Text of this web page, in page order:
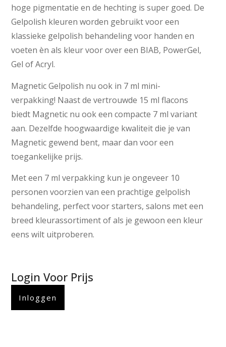
hoge pigmentatie en de hechting is super goed. De
Gelpolish kleuren worden gebruikt voor een
klassieke gelpolish behandeling voor handen en
voeten èn als kleur voor over een BIAB, PowerGel,
Gel of Acryl.
Magnetic Gelpolish nu ook in 7 ml mini-
verpakking! Naast de vertrouwde 15 ml flacons
biedt Magnetic nu ook een compacte 7 ml variant
aan. Dezelfde hoogwaardige kwaliteit die je van
Magnetic gewend bent, maar dan voor een
toegankelijke prijs.
Met een 7 ml verpakking kun je ongeveer 10
personen voorzien van een prachtige gelpolish
behandeling, perfect voor starters, salons met een
breed kleurassortiment of als je gewoon een kleur
eens wilt uitproberen.
Login Voor Prijs
Inloggen